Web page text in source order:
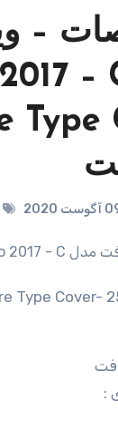
–
2020
Type Cover-
: